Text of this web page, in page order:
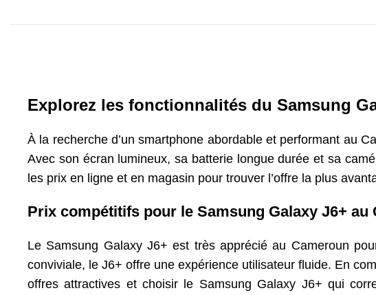
Explorez les fonctionnalités du Samsung
À la recherche d’un smartphone abordable et performant au
Avec son écran lumineux, sa batterie longue durée et sa
les prix en ligne et en magasin pour trouver l’offre la plus
Prix compétitifs pour le Samsung Galaxy J6+ au
Le Samsung Galaxy J6+ est très apprécié au Cameroun
conviviale, le J6+ offre une expérience utilisateur fluide. En
offres attractives et choisir le Samsung Galaxy J6+ qui